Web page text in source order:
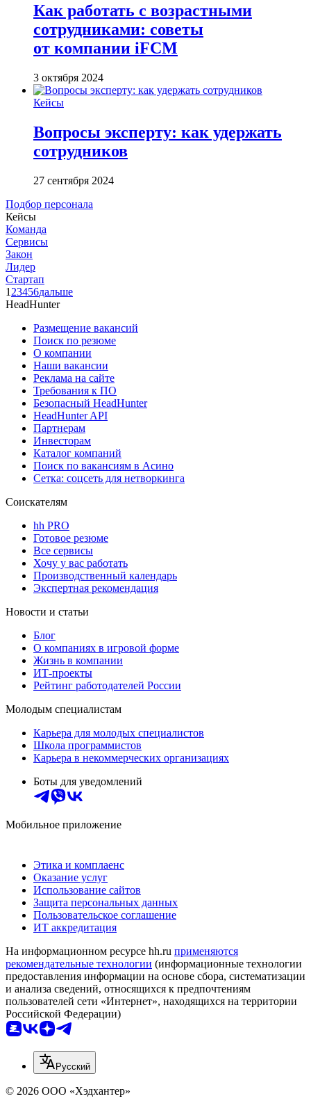
Как работать с возрастными
сотрудниками: советы
от компании iFCM
3 октября 2024
Кейсы
Вопросы эксперту: как удержать
сотрудников
27 сентября 2024
Подбор персонала
Кейсы
Команда
Сервисы
Закон
Лидер
Стартап
1 23456дальше
HeadHunter
Размещение вакансий
Поиск по резюме
О компании
Наши вакансии
Реклама на сайте
Требования к ПО
Безопасный HeadHunter
HeadHunter API
Партнерам
Инвесторам
Каталог компаний
Поиск по вакансиям в Асино
Сетка: соцсеть для нетворкинга
Соискателям
hh PRO
Готовое резюме
Все сервисы
Хочу у вас работать
Производственный календарь
Экспертная рекомендация
Новости и статьи
Блог
О компаниях в игровой форме
Жизнь в компании
ИТ-проекты
Рейтинг работодателей России
Молодым специалистам
Карьера для молодых специалистов
Школа программистов
Карьера в некоммерческих организациях
Боты для уведомлений
Мобильное приложение
Этика и комплаенс
Оказание услуг
Использование сайтов
Защита персональных данных
Пользовательское соглашение
ИТ аккредитация
На информационном ресурсе hh.ru применяются
рекомендательные технологии (информационные технологии
предоставления информации на основе сбора, систематизации
и анализа сведений, относящихся к предпочтениям
пользователей сети «Интернет», находящихся на территории
Российской Федерации)
Русский
© 2026 ООО «Хэдхантер»